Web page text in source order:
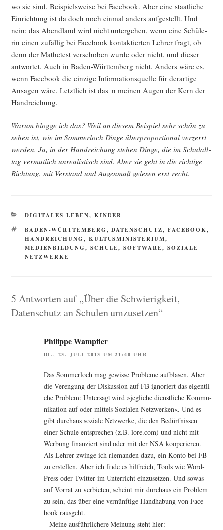
wo sie sind. Bei­spiels­wei­se bei Face­book. Aber eine staat­li­che
Ein­rich­tung ist da doch noch ein­mal anders auf­ge­stellt. Und
nein: das Abend­land wird nicht unter­ge­hen, wenn eine Schü­le­
rin einen zufäl­lig bei Face­book kon­tak­tier­ten Leh­rer fragt, ob
denn der Mathe­test ver­scho­ben wur­de oder nicht, und die­ser
ant­wor­tet. Auch in Baden-Würt­tem­berg nicht. Anders wäre es,
wenn Face­book die ein­zi­ge Infor­ma­ti­ons­quel­le für der­ar­ti­ge
Ansa­gen wäre. Letzt­lich ist das in mei­nen Augen der Kern der
Handreichung.
War­um blog­ge ich das? Weil an die­sem Bei­spiel sehr schön zu
sehen ist, wie im Som­mer­loch Din­ge über­pro­por­tio­nal ver­zerrt
wer­den. Ja, in der Hand­rei­chung ste­hen Din­ge, die im Schul­all­
tag ver­mut­lich unrea­lis­tisch sind. Aber sie geht in die rich­ti­ge
Rich­tung, mit Ver­stand und Augen­maß gele­sen erst recht.
KATEGORIEN
DIGITALES LEBEN, KINDER
SCHLAGWÖRTER
BADEN-WÜRTTEMBERG, DATENSCHUTZ, FACEBOOK,
HANDREICHUNG, KULTUSMINISTERIUM,
MEDIENBILDUNG, SCHULE, SOFTWARE, SOZIALE
NETZWERKE
5 Antworten auf „Über die Schwierigkeit,
Datenschutz an Schulen umzusetzen“
Philippe Wampfler
DI., 23. JULI 2013 UM 21:40 UHR
Das Som­mer­loch mag gewis­se Pro­ble­me auf­bla­sen. Aber
die Ver­en­gung der Dis­kus­si­on auf FB igno­riert das eigent­li­
che Pro­blem: Unter­sagt wird »jeg­li­che dienst­li­che Kom­mu­
ni­ka­ti­on auf oder mit­tels Sozia­len Netz­wer­ken«. Und es
gibt durch­aus sozia­le Netz­wer­ke, die den Bedürf­nis­sen
einer Schu­le ent­spre­chen (z.B. lore.com) und nicht mit
Wer­bung finan­ziert sind oder mit der NSA kooperieren.
Als Leh­rer zwin­ge ich nie­man­den dazu, ein Kon­to bei FB
zu erstel­len. Aber ich fin­de es hilf­reich, Tools wie Word­
Press oder Twit­ter im Unter­richt ein­zu­set­zen. Und sowas
auf Vor­rat zu ver­bie­ten, scheint mir durch­aus ein Pro­blem
zu sein, das über eine ver­nünf­ti­ge Hand­ha­bung von Face­
book rausgeht.
– Mei­ne aus­führ­li­che­re Mei­nung steht hier: